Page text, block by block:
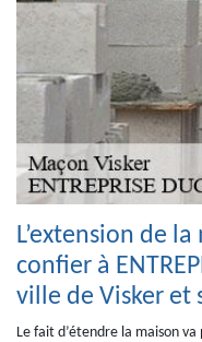
L’extension de
confier à
ville de Visker et
Le fait d’étendre la maison